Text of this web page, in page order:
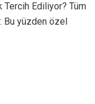
Tercih Ediliyor? Tüm
Bu yüzden özel